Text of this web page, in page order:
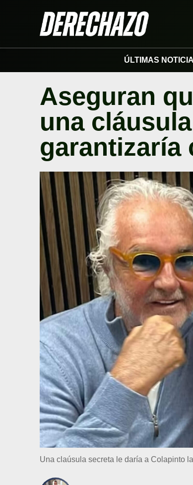
ÚLTIMAS
Aseguran
una
garantizaría
Una claúsula secreta le daría a Colapinto